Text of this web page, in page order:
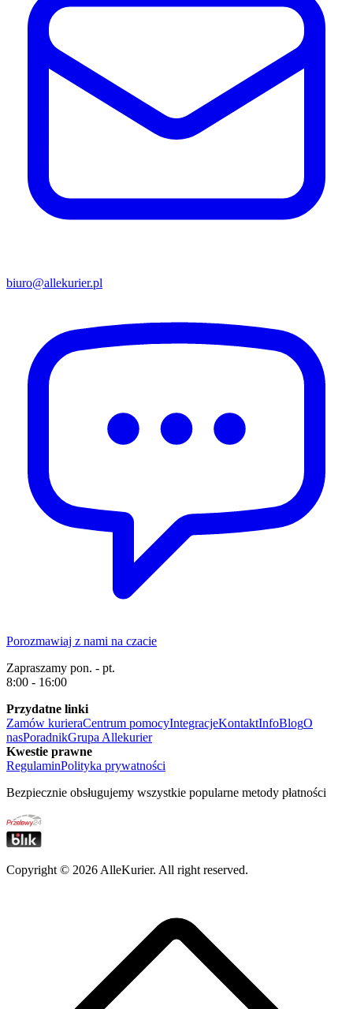
biuro@allekurier.pl
Porozmawiaj z nami na czacie
Zapraszamy pon. - pt.
8:00 - 16:00
Przydatne linki
Zamów kurieraCentrum pomocyIntegracjeKontaktInfoBlogO
nasPoradnikGrupa Allekurier
Kwestie prawne
RegulaminPolityka prywatności
Bezpiecznie obsługujemy wszystkie popularne metody płatności
Copyright © 2026 AlleKurier. All right reserved.